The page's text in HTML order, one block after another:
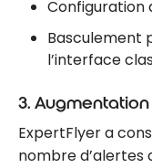
Configuration
Basculement
l’interface
3.
ExpertFlyer a
nombre d’alertes